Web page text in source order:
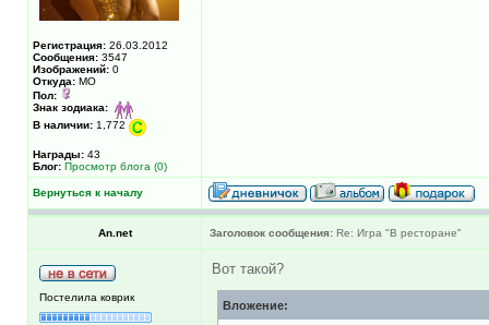
Регистрация: 26.03.2012
Сообщения: 3547
Изображений: 0
Откуда: МО
Пол:
Знак зодиака:
В наличии: 1,772
Награды: 43
Блог: Просмотр блога (0)
Вернуться к началу
An.net Заголовок сообщения: Re: Игра "В ресторане"
Постелила коврик
Вот такой?
Вложение: